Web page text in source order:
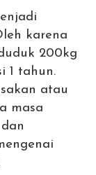
karena
200kg
1 tahun.
atau
masa